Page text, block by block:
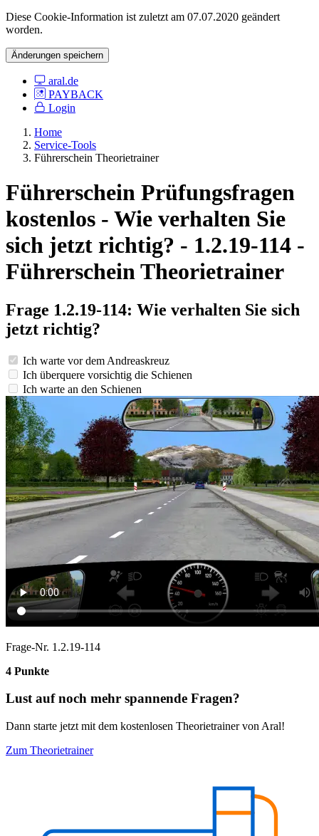
Diese Cookie-Information ist zuletzt am 07.07.2020 geändert
worden.
Änderungen speichern
aral.de
PAYBACK
Login
Home
Service-Tools
Führerschein Theorietrainer
Führerschein Prüfungsfragen
kostenlos - Wie verhalten Sie
sich jetzt richtig? - 1.2.19-114 -
Führerschein Theorietrainer
Frage 1.2.19-114: Wie verhalten Sie sich
jetzt richtig?
Ich warte vor dem Andreaskreuz
Ich überquere vorsichtig die Schienen
Ich warte an den Schienen
Frage-Nr. 1.2.19-114
4 Punkte
Lust auf noch mehr spannende Fragen?
Dann starte jetzt mit dem kostenlosen Theorietrainer von Aral!
Zum Theorietrainer